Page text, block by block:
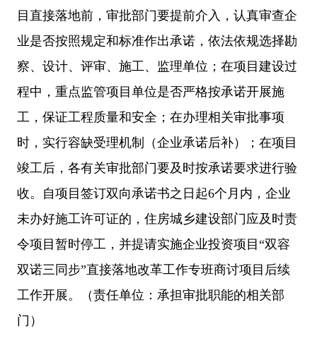
目直接落地前，审批部门要提前介入，认真审查企
业是否按照规定和标准作出承诺，依法依规选择勘
察、设计、评审、施工、监理单位；在项目建设过
程中，重点监管项目单位是否严格按承诺开展施
工，保证工程质量和安全；在办理相关审批事项
时，实行容缺受理机制（企业承诺后补）；在项目
竣工后，各有关审批部门要及时按承诺要求进行验
收。自项目签订双向承诺书之日起6个月内，企业
未办好施工许可证的，住房城乡建设部门应及时责
令项目暂时停工，并提请实施企业投资项目“双容
双诺三同步”直接落地改革工作专班商讨项目后续
工作开展。（责任单位：承担审批职能的相关部
门）